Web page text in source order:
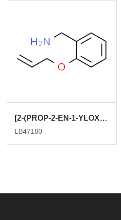
[2-(PROP-2-EN-1-YLOXY)PHENYL]METHANAMINE
LB47180